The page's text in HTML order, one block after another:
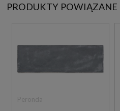
PRODUKTY POWIĄZANE